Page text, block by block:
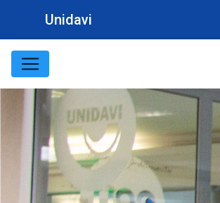
Unidavi